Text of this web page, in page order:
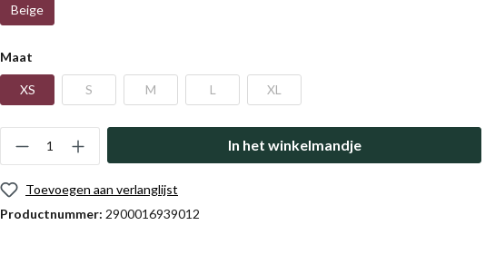
Beige
Maat
XS S M L XL
In het winkelmandje
Toevoegen aan verlanglijst
Productnummer: 2900016939012